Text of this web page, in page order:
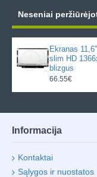
Neseniai
Ekranas
slim HD
blizgus
66.55€
Informacija
Kontaktai
Sąlygos ir nuostatos